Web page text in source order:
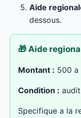
Aide
dessous.
🎁 Aide
Montant : 500 a
Condition :
Specifique a la